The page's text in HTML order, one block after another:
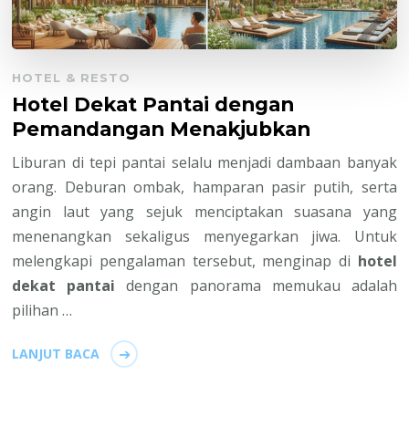
HOTEL & RESTO
Hotel Dekat Pantai dengan
Pemandangan Menakjubkan
Liburan di tepi pantai selalu menjadi dambaan banyak
orang. Deburan ombak, hamparan pasir putih, serta
angin laut yang sejuk menciptakan suasana yang
menenangkan sekaligus menyegarkan jiwa. Untuk
melengkapi pengalaman tersebut, menginap di hotel
dekat pantai dengan panorama memukau adalah
pilihan …
LANJUT BACA